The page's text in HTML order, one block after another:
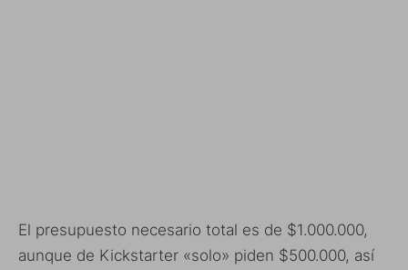
El presupuesto necesario total es de $1.000.000,
aunque de Kickstarter «solo» piden $500.000, así